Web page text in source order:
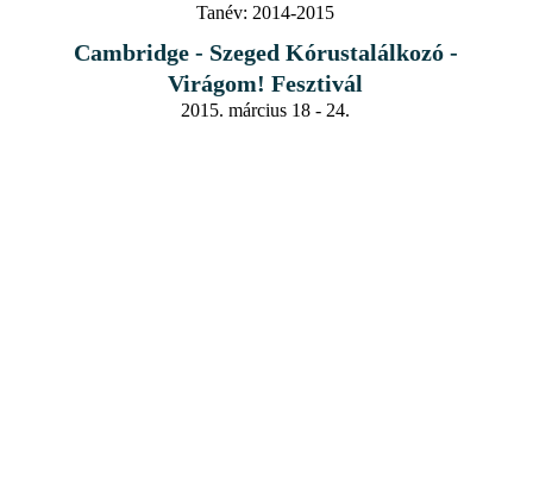
Tanév: 2014-2015
Cambridge - Szeged Kórustalálkozó -
Virágom! Fesztivál
2015. március 18 - 24.